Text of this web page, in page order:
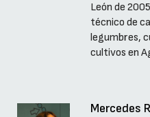
León de
técnico de
legumbres,
cultivos en
Mercedes